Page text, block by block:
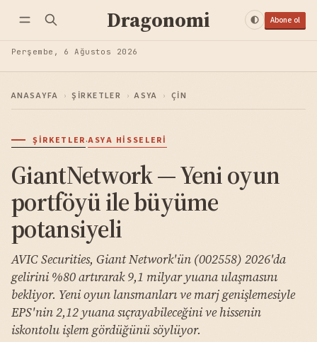
Dragonomi Abone ol
Perşembe, 6 Ağustos 2026
ANASAYFA › ŞIRKETLER › ASYA › ÇIN
ŞIRKETLER·ASYA HISSELERI
GiantNetwork — Yeni oyun
portföyü ile büyüme
potansiyeli
AVIC Securities, Giant Network'ün (002558) 2026'da
gelirini %80 artırarak 9,1 milyar yuana ulaşmasını
bekliyor. Yeni oyun lansmanları ve marj genişlemesiyle
EPS'nin 2,12 yuana sıçrayabileceğini ve hissenin
iskontolu işlem gördüğünü söylüyor.